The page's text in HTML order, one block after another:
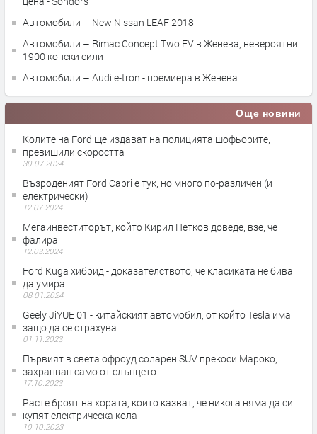
Автомобили – New Nissan LEAF 2018
Автомобили – Rimac Concept Two EV в Женева, невероятни
1900 конски сили
Автомобили – Audi e-tron - премиера в Женева
Още новини
Колите на Ford ще издават на полицията шофьорите,
превишили скоростта
30.07.2024
Възроденият Ford Capri е тук, но много по-различен (и
електрически)
12.07.2024
Мегаинвеститорът, който Кирил Петков доведе, взе, че
фалира
12.03.2024
Ford Kuga хибрид - доказателството, че класиката не бива
да умира
08.01.2024
Geely JiYUE 01 - китайският автомобил, от който Tesla има
защо да се страхува
01.11.2023
Първият в света офроуд соларен SUV прекоси Мароко,
захранван само от слънцето
17.10.2023
Расте броят на хората, които казват, че никога няма да си
купят електрическа кола
10.10.2023